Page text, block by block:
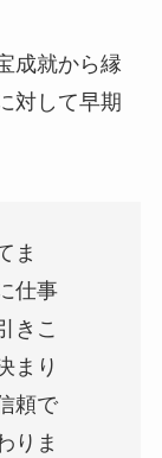
成就から縁
対して早期
ま
仕事
きこ
まり
頼で
りま